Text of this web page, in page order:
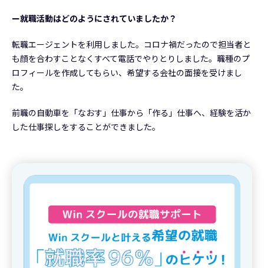
ー就職活動はどのようにされていましたか？
転職エージェントを利用しました。コロナ禍だったので担当者と
も顔を合わすことなくすべて電話でやりとりしました。職種のプ
ロフィールを作成してもらい、希望する会社の面接を受けまし
た。
前職の自動車を「なおす」仕事から「作る」仕事へ、経験を活か
した仕事探しをすることができました。